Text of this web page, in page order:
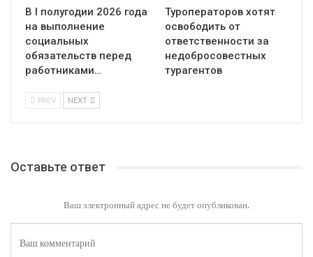
В I полугодии 2026 года
на выполнение
социальных
обязательств перед
работниками…
Туроператоров хотят
освободить от
ответственности за
недобросовестных
турагентов
PREV NEXT
Оставьте ответ
Ваш электронный адрес не будет опубликован.